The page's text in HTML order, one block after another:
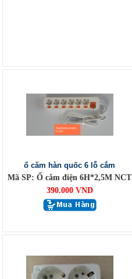
ổ căm hàn quốc 6 lỗ cắm
Mã SP: Ổ cắm điện 6H*2,5M NCT
390.000 VND